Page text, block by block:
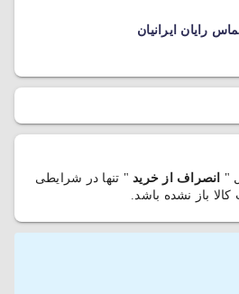
"
انصراف از خرید " تنها در شرایطی
باز نشده باشد.